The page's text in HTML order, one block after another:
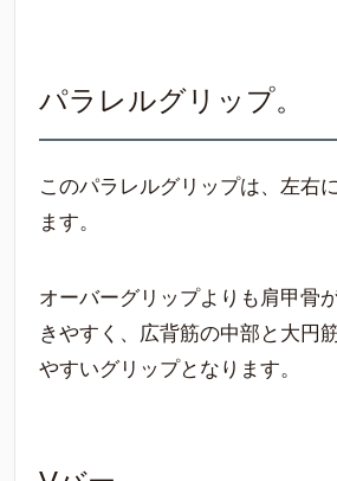
パラレルグリップ。
このパラレルグリップは、左右
ます。
オーバーグリップよりも肩甲骨
きやすく、広背筋の中部と大円
やすいグリップとなります。